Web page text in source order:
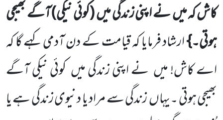
کاش کہ میںنے اپنی زندگی میں(کوئی نیکی)آگے بھیجی
ہوتی۔}ارشاد فرمایاکہ قیامت کے دن آدمی کہے گا کہ
اے کاش! میں نے اپنی زندگی میں کوئی نیکی آگے
بھیجی ہوتی ۔یہاںزندگی سے مراد یا دنیوی زندگی ہے یا